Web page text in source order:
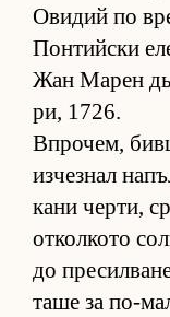
Ови­дий по
Пон­тийски
Жан Ма­рен
ри, 1726.
Впро­чем,
из­чез­нал
кани чер­ти,
от­кол­кото
до
таше за по-